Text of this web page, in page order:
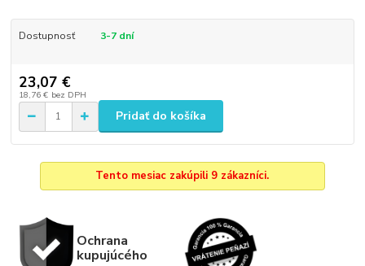
Dostupnosť 3-7 dní
23,07 €
18,76 € bez DPH
Pridať do košíka
Tento mesiac zakúpili 9 zákazníci.
Ochrana
kupujúcého